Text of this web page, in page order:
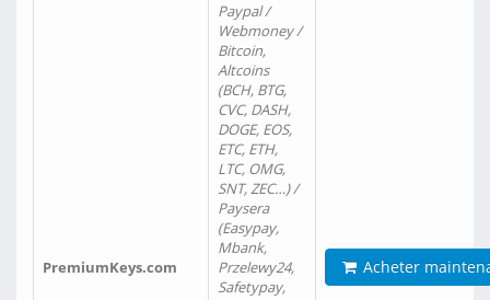
PremiumKeys.com
Paypal /
Webmoney /
Bitcoin,
Altcoins
(BCH, BTG,
CVC, DASH,
DOGE, EOS,
ETC, ETH,
LTC, OMG,
SNT, ZEC…) /
Paysera
(Easypay,
Mbank,
Przelewy24,
Safetypay,
Acheter